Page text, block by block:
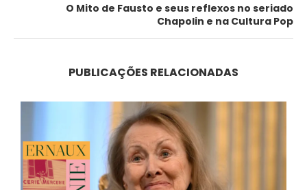
O Mito de Fausto e seus reflexos no seriado
Chapolin e na Cultura Pop
PUBLICAÇÕES RELACIONADAS